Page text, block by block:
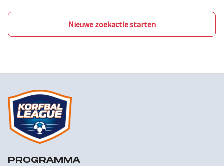
Nieuwe zoekactie starten
PROGRAMMA